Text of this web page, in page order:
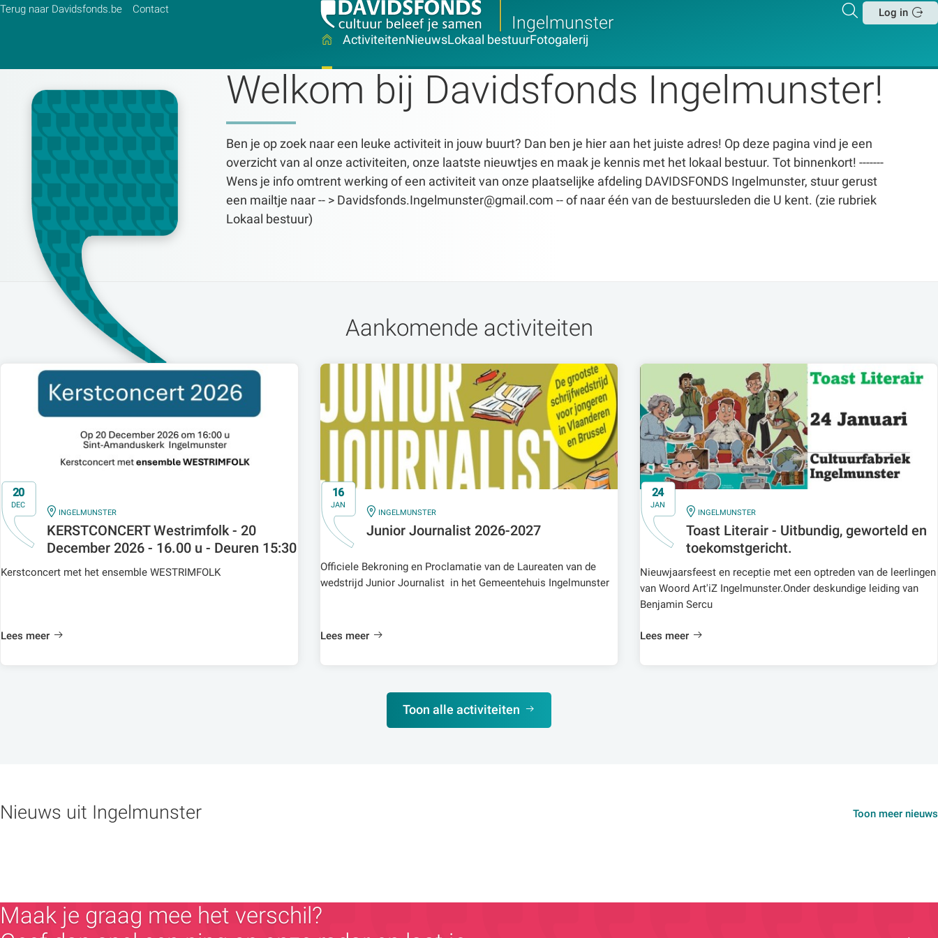
Terug naar Davidsfonds.be Contact
Ingelmunster
Zoeken
Log in
ActiviteitenNieuwsLokaal bestuurFotogalerij
Welkom bij Davidsfonds Ingelmunster!
Ben je op zoek naar een leuke activiteit in jouw buurt? Dan ben je hier aan het juiste adres! Op deze pagina vind je een
overzicht van al onze activiteiten, onze laatste nieuwtjes en maak je kennis met het lokaal bestuur. Tot binnenkort! -------
Wens je info omtrent werking of een activiteit van onze plaatselijke afdeling DAVIDSFONDS Ingelmunster, stuur gerust
een mailtje naar -- > Davidsfonds.Ingelmunster@gmail.com -- of naar één van de bestuursleden die U kent. (zie rubriek
Lokaal bestuur)
Aankomende activiteiten
20
DEC
IN
INGELMUNSTER
KERSTCONCERT Westrimfolk - 20
December 2026 - 16.00 u - Deuren 15:30
Kerstconcert met het ensemble WESTRIMFOLK
Lees meer
16
JAN
IN
INGELMUNSTER
Junior Journalist 2026-2027
Officiele Bekroning en Proclamatie van de Laureaten van de
wedstrijd Junior Journalist in het Gemeentehuis Ingelmunster
Lees meer
24
JAN
IN
INGELMUNSTER
Toast Literair - Uitbundig, geworteld en
toekomstgericht.
Nieuwjaarsfeest en receptie met een optreden van de leerlingen
van Woord Art'iZ Ingelmunster.Onder deskundige leiding van
Benjamin Sercu
Lees meer
Toon alle activiteiten
Nieuws uit Ingelmunster Toon meer nieuws
Maak je graag mee het verschil?
Zoeken